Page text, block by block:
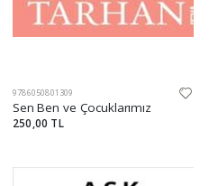
9786050801309
Sen Ben ve Çocuklarımız
250,00 TL